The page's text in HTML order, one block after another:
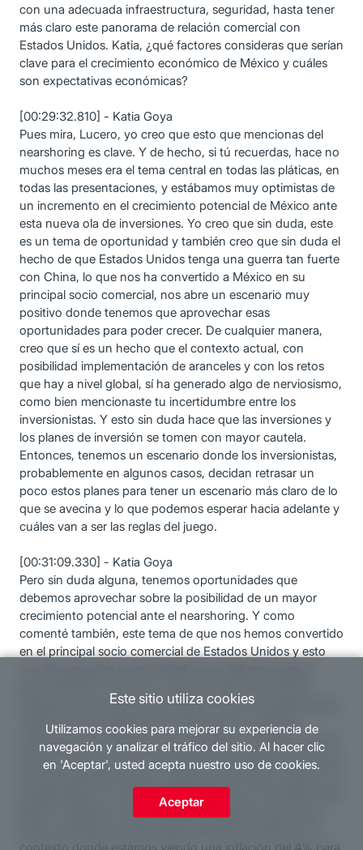
Este sitio utiliza cookies
Utilizamos cookies para mejorar su experiencia de
navegación y analizar el tráfico del sitio. Al hacer clic
en 'Aceptar', usted acepta nuestro uso de cookies.
Aceptar
con una adecuada infraestructura, seguridad, hasta tener
más claro este panorama de relación comercial con
Estados Unidos. Katia, ¿qué factores consideras que serían
clave para el crecimiento económico de México y cuáles
son expectativas económicas?
[00:29:32.810] - Katia Goya
Pues mira, Lucero, yo creo que esto que mencionas del
nearshoring es clave. Y de hecho, si tú recuerdas, hace no
muchos meses era el tema central en todas las pláticas, en
todas las presentaciones, y estábamos muy optimistas de
un incremento en el crecimiento potencial de México ante
esta nueva ola de inversiones. Yo creo que sin duda, este
es un tema de oportunidad y también creo que sin duda el
hecho de que Estados Unidos tenga una guerra tan fuerte
con China, lo que nos ha convertido a México en su
principal socio comercial, nos abre un escenario muy
positivo donde tenemos que aprovechar esas
oportunidades para poder crecer. De cualquier manera,
creo que sí es un hecho que el contexto actual, con
posibilidad implementación de aranceles y con los retos
que hay a nivel global, sí ha generado algo de nerviosismo,
como bien mencionaste tu incertidumbre entre los
inversionistas. Y esto sin duda hace que las inversiones y
los planes de inversión se tomen con mayor cautela.
Entonces, tenemos un escenario donde los inversionistas,
probablemente en algunos casos, decidan retrasar un
poco estos planes para tener un escenario más claro de lo
que se avecina y lo que podemos esperar hacia adelante y
cuáles van a ser las reglas del juego.
[00:31:09.330] - Katia Goya
Pero sin duda alguna, tenemos oportunidades que
debemos aprovechar sobre la posibilidad de un mayor
crecimiento potencial ante el nearshoring. Y como
comenté también, este tema de que nos hemos convertido
en el principal socio comercial de Estados Unidos y esto
escenario que tenemos en puerta. Ahora, me preguntabas
cuáles eran las perspectivas. Nosotros hoy estamos
estimando para este año un crecimiento en México del 1%,
que sin duda no es un crecimiento muy elevado, pero creo
que es importante que en medio de todo este contexto de
incertidumbre no se ve la expectativa de una recesión para
México. Estamos viendo también el espacio para que el